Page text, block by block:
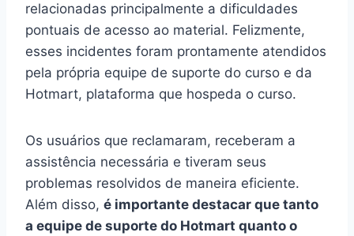
relacionadas principalmente a dificuldades
pontuais de acesso ao material. Felizmente,
esses incidentes foram prontamente atendidos
pela própria equipe de suporte do curso e da
Hotmart, plataforma que hospeda o curso.
Os usuários que reclamaram, receberam a
assistência necessária e tiveram seus
problemas resolvidos de maneira eficiente.
Além disso, é importante destacar que tanto
a equipe de suporte do Hotmart quanto o